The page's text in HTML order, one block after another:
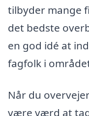
tilbyder mange
det bedste
en god idé at
fagfolk i
Når du
være værd at